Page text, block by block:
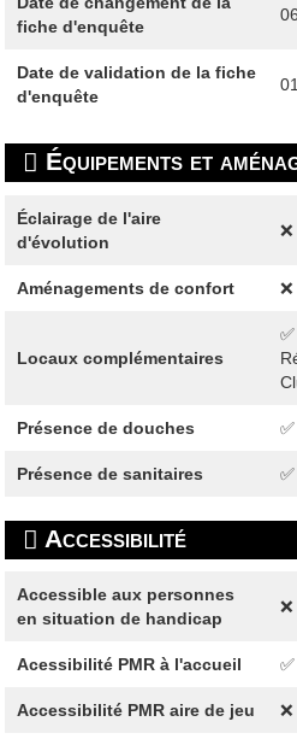
fiche d'enquête
Date de validation de la fiche
d'enquête
Équipements et
Éclairage de l'aire
d'évolution
Aménagements de confort
Locaux complémentaires
Présence de douches
Présence de sanitaires
Accessibilité
Accessible aux personnes
en situation de handicap
Acessibilité PMR à l'accueil
Accessibilité PMR aire de jeu